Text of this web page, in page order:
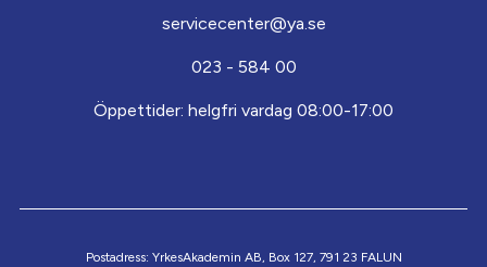
servicecenter@ya.se
023 - 584 00
Öppettider: helgfri vardag 08:00-17:00
Postadress: YrkesAkademin AB, Box 127, 791 23 FALUN